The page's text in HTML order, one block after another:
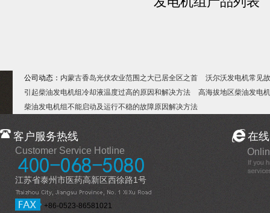
公司动态： 内蒙古香岛光伏农业范围之大已居全区之首
沃尔沃发电机常见
引起柴油发电机组冷却液温度过高的原因和解决方法
高海拔地区柴油发电
柴油发电机组不能启动及运行不稳的故障原因解决方法
客户服务热线
Customer Service Hotline
江苏省泰州市医药高新区西徐路1号
+86-0523-86581021
在